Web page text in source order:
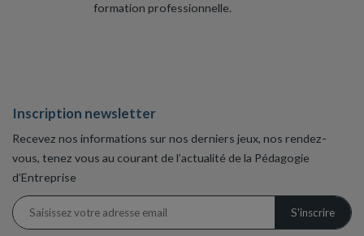
formation professionnelle.
Inscription newsletter
Recevez nos informations sur nos derniers jeux, nos rendez-
vous, tenez vous au courant de l’actualité de la Pédagogie
d’Entreprise